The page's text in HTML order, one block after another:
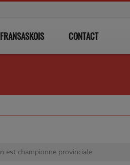
CONTACT
est championne provinciale